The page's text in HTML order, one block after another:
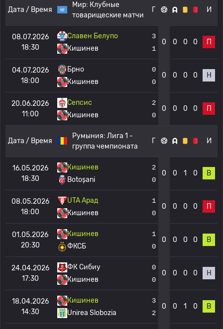
Дата / Время
Мир: Клубные
товарищеские матчи
Г И
08.07.2026
18:30
Славен Белупо
Кишинев
3
1
0 0 0 0 П
04.07.2026
18:00
Брно
Кишинев
0
0
0 0 0 0 Н
20.06.2026
11:00
Сепсис
Кишинев
2
0
0 0 0 0 П
Дата / Время
Румыния: Лига 1 -
группа чемпионата
Г И
16.05.2026
18:30
Кишинев
Botoșani
2
0
0 0 1 0 В
08.05.2026
18:00
UTA Арад
Кишинев
1
0
0 0 0 0 П
01.05.2026
20:30
Кишинев
ФКСБ
1
0
0 0 0 0 В
24.04.2026
17:30
ФК Сибиу
Кишинев
0
0
0 0 0 0 Н
18.04.2026
14:30
Кишинев
Unirea Slobozia
3
2
0 0 1 0 В